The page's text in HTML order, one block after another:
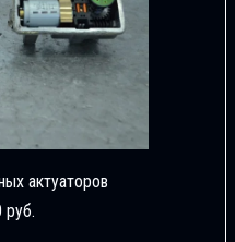
актуаторов
руб.